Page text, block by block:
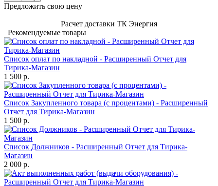
Предложить свою цену
Расчет доставки ТК Энергия
Рекомендуемые товары
Список оплат по накладной - Расширенный Отчет для
Тирика-Магазин
1 500 р.
Список Закупленного товара (с процентами) - Расширенный
Отчет для Тирика-Магазин
1 500 р.
Список Должников - Расширенный Отчет для Тирика-
Магазин
2 000 р.